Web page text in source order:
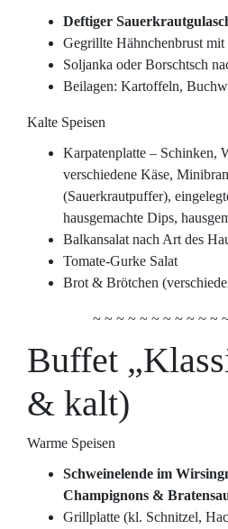
Deftiger
Gegrillte Hähnchenbrust mit
Soljanka oder Borschtsch
Beilagen: Kartoffeln,
Kalte Speisen
Karpatenplatte – Schinken,
verschiedene Käse,
(Sauerkrautpuffer),
hausgemachte Dips,
Balkansalat nach Art des
Tomate-Gurke Salat
Brot & Brötchen
~ ~ ~ ~ ~ ~ ~ ~ ~ ~ ~
Buffet
& kalt)
Warme Speisen
Schweinelende im
Champignons &
Grillplatte (kl. Schnitzel,